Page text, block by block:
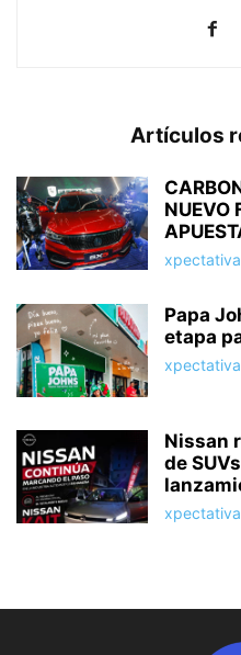
Artículos
NUEVO
Papa
etapa
Nissan
de